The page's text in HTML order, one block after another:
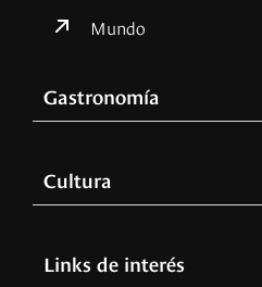
Mundo
Gastronomía
Cultura
Links de interés